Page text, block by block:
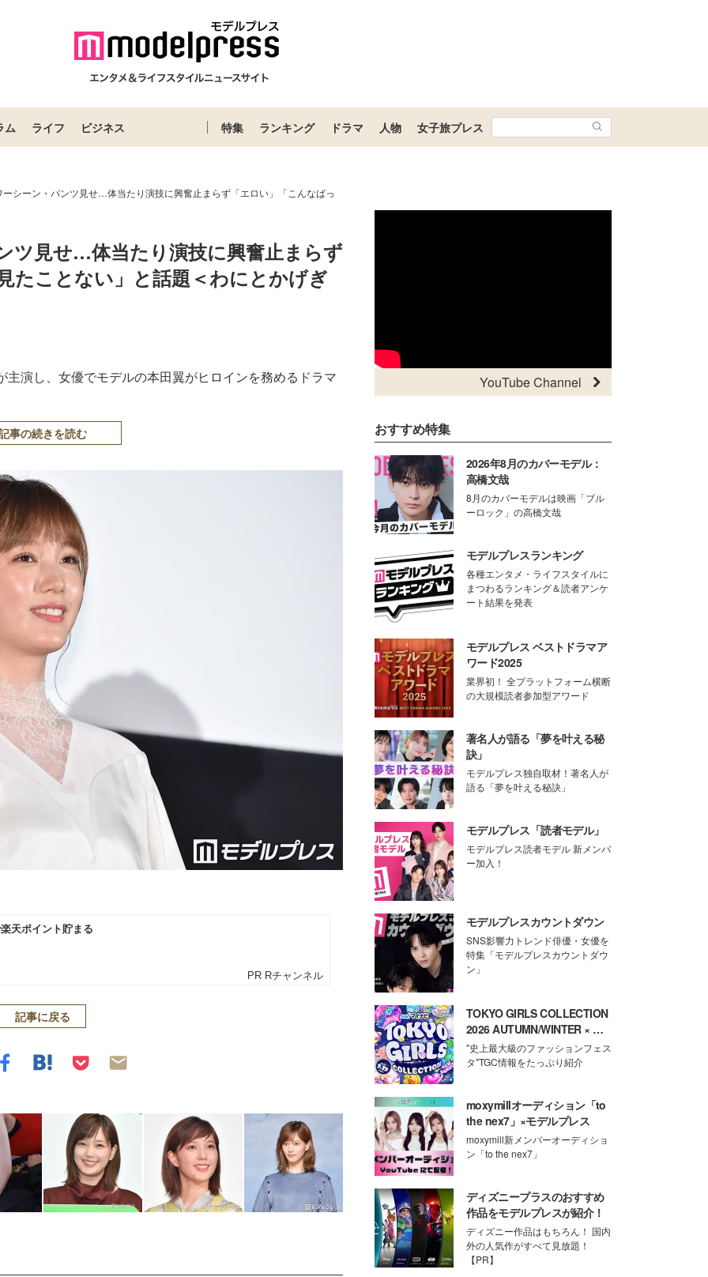
ム ライフ ビジネス 特集 ランキング ドラマ 人物 女子旅プレス
ーシーン・パンツ見せ…体当たり演技に興奮止まらず「エロい」「こんなばっ
ツ見せ…体当たり演技に興奮止まらず
たことない」と話題＜わにとかげぎ
演し、女優でモデルの本田翼がヒロインを務めるドラマ
事の続きを読む
記事に戻る
YouTube Channel
おすすめ特集
2026年8月のカバーモデル：
高橋文哉
8月のカバーモデルは映画「ブル
ーロック」の高橋文哉
モデルプレスランキング
各種エンタメ・ライフスタイルに
まつわるランキング＆読者アンケ
ート結果を発表
モデルプレス ベストドラマア
ワード2025
業界初！ 全プラットフォーム横断
の大規模読者参加型アワード
著名人が語る「夢を叶える秘
訣」
モデルプレス独自取材！著名人が
語る「夢を叶える秘訣」
モデルプレス「読者モデル」
モデルプレス読者モデル 新メンバ
ー加入！
モデルプレスカウントダウン
SNS影響力トレンド俳優・女優を
特集「モデルプレスカウントダウ
ン」
TOKYO GIRLS COLLECTION
2026 AUTUMN/WINTER × モ
デルプレス
"史上最大級のファッションフェス
タ"TGC情報をたっぷり紹介
moxymillオーディション「to
the nex7」×モデルプレス
moxymill新メンバーオーディショ
ン「to the nex7」
ディズニープラスのおすすめ
作品をモデルプレスが紹介！
ディズニー作品はもちろん！ 国内
外の人気作がすべて見放題！
【PR】